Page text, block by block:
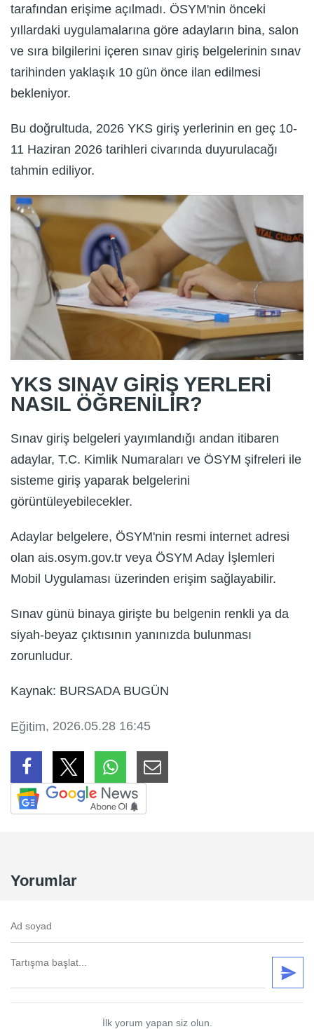
tarafından erişime açılmadı. ÖSYM'nin önceki
yıllardaki uygulamalarına göre adayların bina, salon
ve sıra bilgilerini içeren sınav giriş belgelerinin sınav
tarihinden yaklaşık 10 gün önce ilan edilmesi
bekleniyor.
Bu doğrultuda, 2026 YKS giriş yerlerinin en geç 10-
11 Haziran 2026 tarihleri civarında duyurulacağı
tahmin ediliyor.
YKS SINAV GİRİŞ YERLERİ
NASIL ÖĞRENİLİR?
Sınav giriş belgeleri yayımlandığı andan itibaren
adaylar, T.C. Kimlik Numaraları ve ÖSYM şifreleri ile
sisteme giriş yaparak belgelerini
görüntüleyebilecekler.
Adaylar belgelere, ÖSYM'nin resmi internet adresi
olan ais.osym.gov.tr veya ÖSYM Aday İşlemleri
Mobil Uygulaması üzerinden erişim sağlayabilir.
Sınav günü binaya girişte bu belgenin renkli ya da
siyah-beyaz çıktısının yanınızda bulunması
zorunludur.
Kaynak: BURSADA BUGÜN
Eğitim, 2026.05.28 16:45
Yorumlar
İlk yorum yapan siz olun.